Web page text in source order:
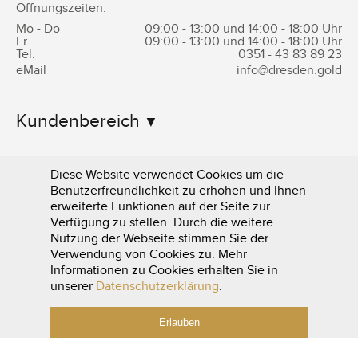
Öffnungszeiten:
Mo - Do
09:00 - 13:00 und 14:00 - 18:00 Uhr
Fr
09:00 - 13:00 und 14:00 - 18:00 Uhr
Tel.
0351 - 43 83 89 23
eMail
info@dresden.gold
Kundenbereich
Informationen
0351 - 43 83 89 23
Diese Website verwendet Cookies um die
Benutzerfreundlichkeit zu erhöhen und Ihnen
erweiterte Funktionen auf der Seite zur
Verfügung zu stellen. Durch die weitere
Nutzung der Webseite stimmen Sie der
Verwendung von Cookies zu. Mehr
Informationen zu Cookies erhalten Sie in
unserer Datenschutzerklärung.
Erlauben